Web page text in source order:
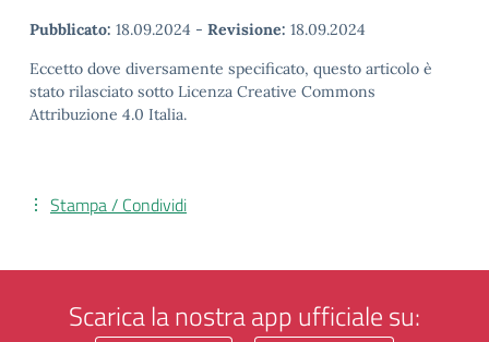
Pubblicato: 18.09.2024 - Revisione: 18.09.2024
Eccetto dove diversamente specificato, questo articolo è
stato rilasciato sotto Licenza Creative Commons
Attribuzione 4.0 Italia.
Stampa / Condividi
Scarica la nostra app ufficiale su: